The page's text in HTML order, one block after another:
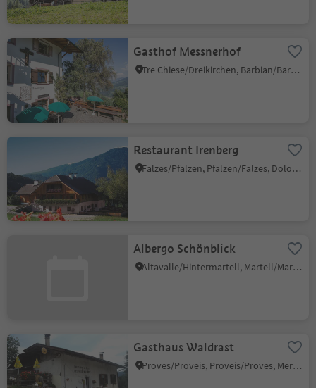
Gasthof Messnerhof
Tre Chiese/Dreikirchen, Barbian/Barbiano, Brixen/Bressanone and environs
Restaurant Irenberg
Falzes/Pfalzen, Pfalzen/Falzes, Dolomites Region Kronplatz/Plan de Corones
Albergo Schönblick
Altavalle/Hintermartell, Martell/Martello, Vinschgau/Val Venosta
Gasthaus Waldrast
Proves/Proveis, Proveis/Proves, Meran/Merano and environs